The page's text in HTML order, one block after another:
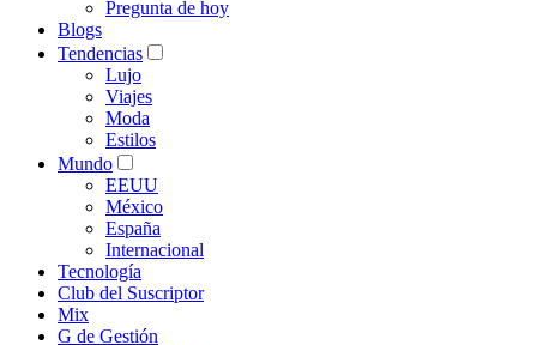
Pregunta de hoy
Blogs
Tendencias
Lujo
Viajes
Moda
Estilos
Mundo
EEUU
México
España
Internacional
Tecnología
Club del Suscriptor
Mix
G de Gestión